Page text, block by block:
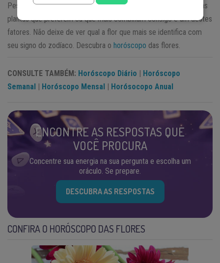
Pessoas de um mesmo signo têm muitas coisas em comum e as
plantas que preferem ou que mais combinam consigo é um destes
fatores. Não deixe de ver qual a flor que mais se identifica com
seu signo do zodíaco. Descubra o horóscopo das flores.
CONSULTE TAMBÉM: Horóscopo Diário | Horóscopo
Semanal | Horóscopo Mensal | Horósocopo Anual
ENCONTRE AS RESPOSTAS QUE
VOCÊ PROCURA
Concentre sua energia na sua pergunta e escolha um
oráculo. Se prepare.
DESCUBRA AS RESPOSTAS
CONFIRA O HORÓSCOPO DAS FLORES